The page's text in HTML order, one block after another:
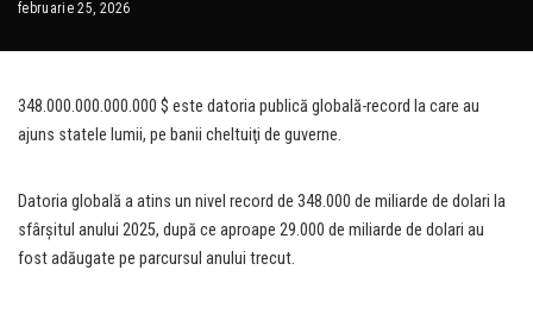
februarie 25, 2026
348.000.000.000.000 $ este datoria publică globală-record la care au
ajuns statele lumii, pe banii cheltuiţi de guverne.
Datoria globală a atins un nivel record de 348.000 de miliarde de dolari la
sfârşitul anului 2025, după ce aproape 29.000 de miliarde de dolari au
fost adăugate pe parcursul anului trecut.